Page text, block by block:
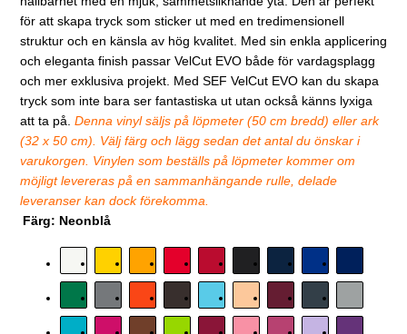
för att skapa tryck som sticker ut med en tredimensionell
struktur och en känsla av hög kvalitet. Med sin enkla applicering
och eleganta finish passar VelCut EVO både för vardagsplagg
och mer exklusiva projekt. Med SEF VelCut EVO kan du skapa
tryck som inte bara ser fantastiska ut utan också känns lyxiga
att ta på. Denna vinyl säljs på löpmeter (50 cm bredd) eller ark
(32 x 50 cm). Välj färg och lägg sedan det antal du önskar i
varukorgen. Vinylen som beställs på löpmeter kommer om
möjligt levereras på en sammanhängande rulle, delade
leveranser kan dock förekomma.
Färg: Neonblå